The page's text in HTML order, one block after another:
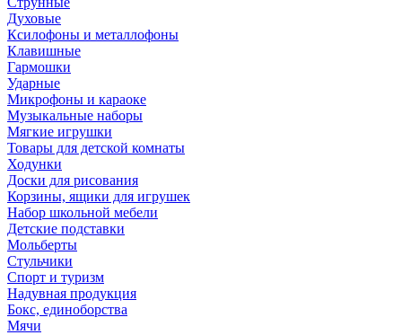
Духовые
Ксилофоны и металлофоны
Клавишные
Гармошки
Ударные
Микрофоны и караоке
Музыкальные наборы
Мягкие игрушки
Товары для детской комнаты
Ходунки
Доски для рисования
Корзины, ящики для игрушек
Набор школьной мебели
Детские подставки
Мольберты
Стульчики
Спорт и туризм
Надувная продукция
Бокс, единоборства
Мячи